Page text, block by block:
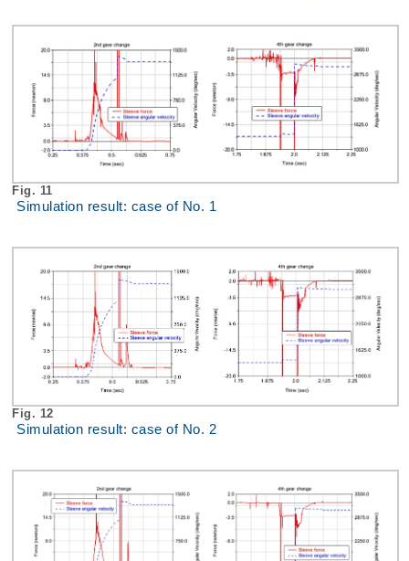
Fig. 11
Simulation result: case of No. 1
Fig. 12
Simulation result: case of No. 2